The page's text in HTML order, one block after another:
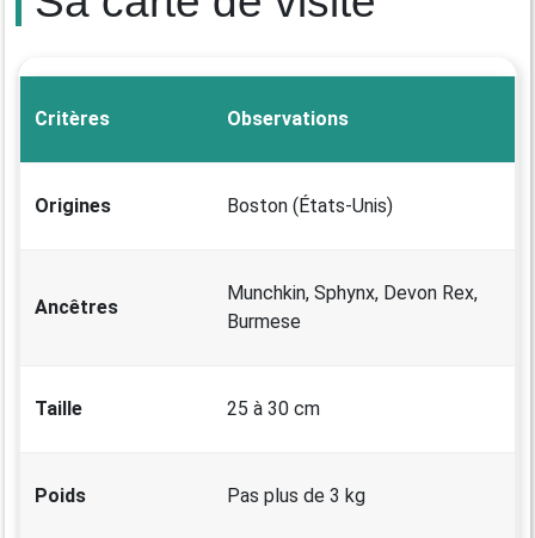
Critères Observations
Origines Boston (États-Unis)
Ancêtres
Munchkin, Sphynx, Devon Rex,
Burmese
Taille 25 à 30 cm
Poids Pas plus de 3 kg